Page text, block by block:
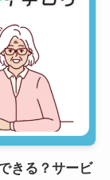
きる？サービ